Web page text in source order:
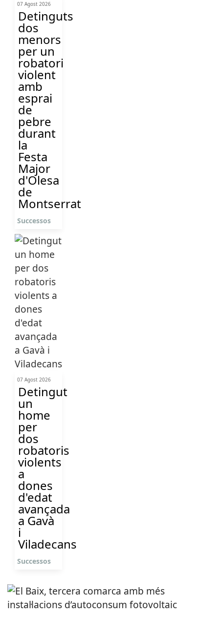
07 Agost 2026
Detinguts
dos
menors
per un
robatori
violent
amb
esprai
de
pebre
durant
la
Festa
Major
d'Olesa
de
Montserrat
Successos
07 Agost 2026
Detingut
un
home
per
dos
robatoris
violents
a
dones
d'edat
avançada
a Gavà
i
Viladecans
Successos